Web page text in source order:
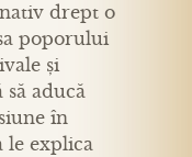
drept o
poporului
și
aducă
în
le explica